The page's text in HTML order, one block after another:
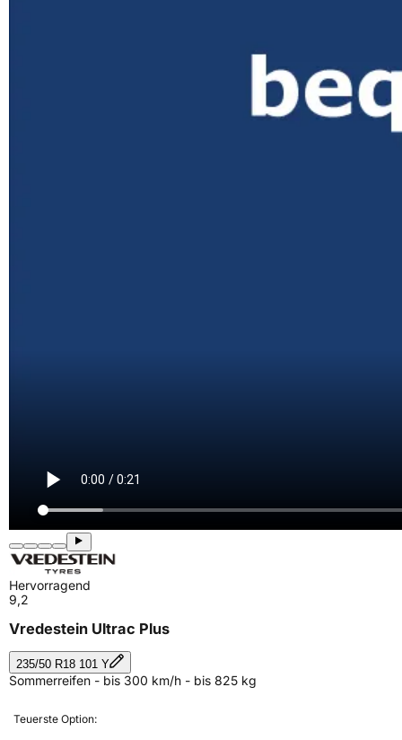
Hervorragend
9,2
Vredestein Ultrac Plus
235/50 R18 101 Y
Sommerreifen - bis 300 km/h - bis 825 kg
Teuerste Option: